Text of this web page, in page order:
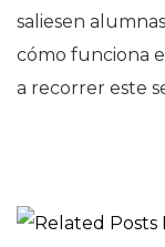
saliesen
cómo funciona
a recorrer este